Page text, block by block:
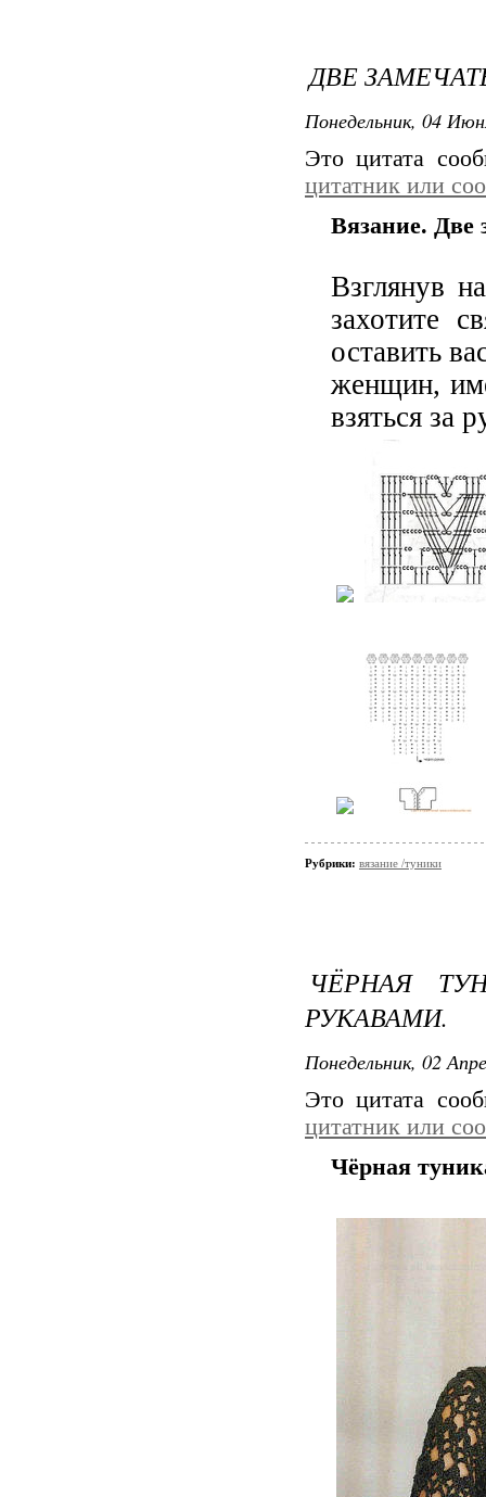
ДВЕ
Понедельник, 04
Это цитата
цитатник или
Вязание. Две
Взглянув
захотите
оставить
женщин,
взяться за
Рубрики: вязание /туники
ЧЁРНАЯ
РУКАВАМИ.
Понедельник, 02
Это цитата
цитатник или
Чёрная